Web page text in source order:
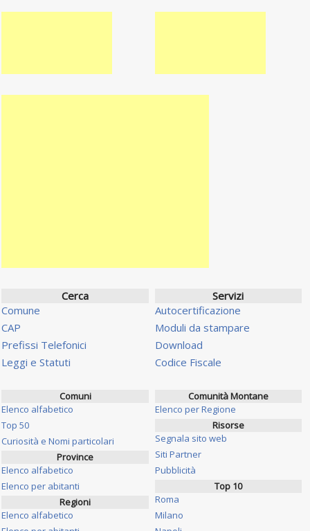
Cerca
Comune
CAP
Prefissi Telefonici
Leggi e Statuti
Servizi
Autocertificazione
Moduli da stampare
Download
Codice Fiscale
Comuni
Elenco alfabetico
Top 50
Curiosità e Nomi particolari
Province
Elenco alfabetico
Elenco per abitanti
Regioni
Elenco alfabetico
Comunità Montane
Elenco per Regione
Risorse
Segnala sito web
Siti Partner
Pubblicità
Top 10
Roma
Milano